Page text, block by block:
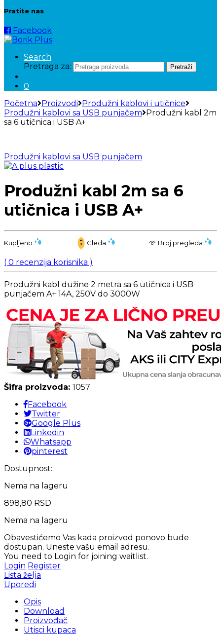
Pratite nas
Facebook
Search
Pretraga za:
Pretraži
0
Početna Proizvodi Produžni kablovi i utičnice
Produžni kablovi sa USB punjačem Produžni kabl 2m
sa 6 utičnica i USB A+
Produžni kablovi sa USB punjačem
Produžni kabl 2m sa 6
utičnica i USB A+
Kupljeno: Gleda: Broj pregleda:
( 0 recenzija korisnika )
Produžni kabl dužine 2 metra sa 6 utičnica i USB
punjačem A+ 14A, 250V do 3000W
Šifra proizvoda: 1057
Facebook
Twitter
Google Plus
Linkedin
Whatsapp
pinterest
Dostupnost:
Nema na lageru
898,80 RSD
Nema na lageru
Obavestićemo Vas kada proizvod ponovo bude
dostupan. Uneste vašu email adresu.
You need to Login for joining waitlist.
Login Register
Lista želja
Uporedi
Opis
Download
Proizvođač
Utisci kupaca